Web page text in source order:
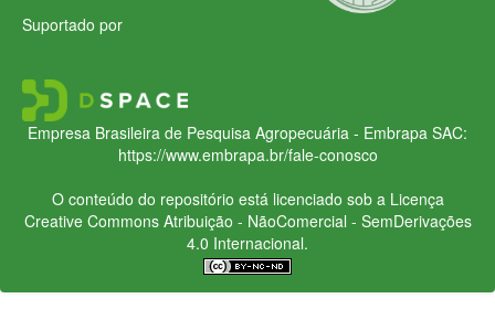
Suportado por
Empresa Brasileira de Pesquisa Agropecuária - Embrapa SAC:
https://www.embrapa.br/fale-conosco
O conteúdo do repositório está licenciado sob a Licença
Creative CommonsAtribuição - NãoComercial - SemDerivações
4.0 Internacional.